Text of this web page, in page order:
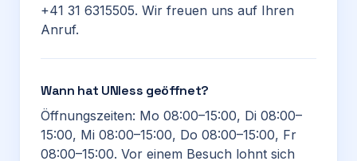
+41 31 6315505. Wir freuen uns auf Ihren
Anruf.
Wann hat UNIess geöffnet?
Öffnungszeiten: Mo 08:00–15:00, Di 08:00–
15:00, Mi 08:00–15:00, Do 08:00–15:00, Fr
08:00–15:00. Vor einem Besuch lohnt sich